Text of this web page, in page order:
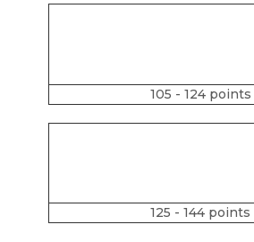
105 - 124 points
125 - 144 points